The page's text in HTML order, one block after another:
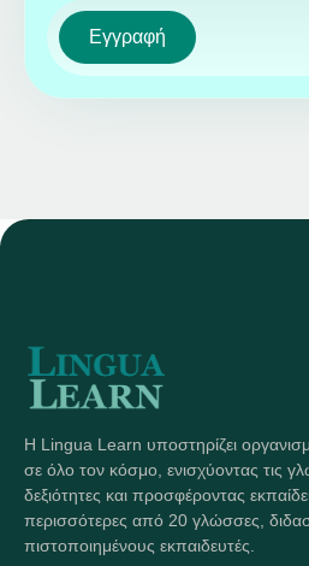
Εγγραφή
Η Lingua Learn υποστηρίζει
σε όλο τον κόσμο, ενισχύοντας τις
δεξιότητες και προσφέροντας
περισσότερες από 20 γλώσσες,
πιστοποιημένους εκπαιδευτές.